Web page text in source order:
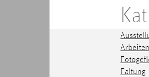
Arbeiten
Faltung